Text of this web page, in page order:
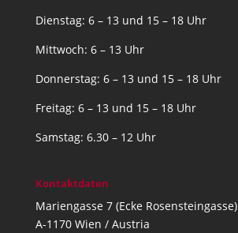
Dienstag: 6 – 13 und 15 – 18 Uhr
Mittwoch: 6 – 13 Uhr
Donnerstag: 6 – 13 und 15 – 18 Uhr
Freitag: 6 – 13 und 15 – 18 Uhr
Samstag: 6.30 – 12 Uhr
Kontaktdaten
Mariengasse 7 (Ecke Rosensteingasse)
A-1170 Wien / Austria